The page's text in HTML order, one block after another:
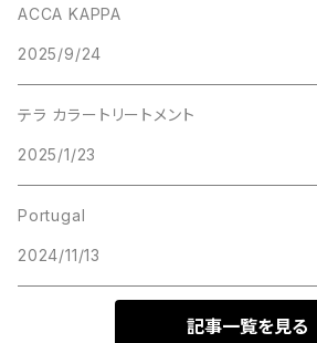
ACCA KAPPA
2025/9/24
テラ カラートリートメント
2025/1/23
Portugal
2024/11/13
記事一覧を見る